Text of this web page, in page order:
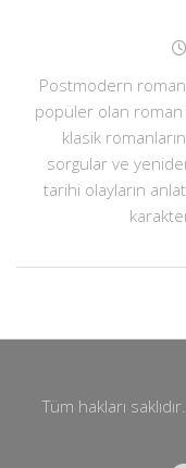
Postmodern
popüler olan
klasik
sorgular ve
tarihi olayların
Tüm hakları